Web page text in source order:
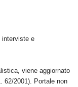
interviste e
viene aggiornato
62/2001). Portale non